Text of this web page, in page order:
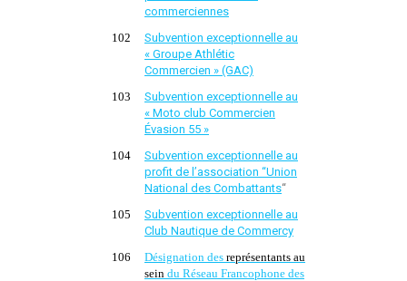
commerciennes
102
Subvention exceptionnelle au
« Groupe Athlétic
Commercien » (GAC)
103
Subvention exceptionnelle au
« Moto club Commercien
Évasion 55 »
104
Subvention exceptionnelle au
profit de l’association “Union
National des Combattants“
105
Subvention exceptionnelle au
Club Nautique de Commercy
106
Désignation des représentants au
sein du Réseau Francophone des